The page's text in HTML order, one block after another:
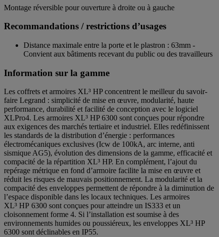
Montage réversible pour ouverture à droite ou à gauche
Recommandations / restrictions d’usages
Distance maximale entre la porte et le plastron : 63mm -
Convient aux bâtiments recevant du public ou des travailleurs
Information sur la gamme
Les coffrets et armoires XL³ HP concentrent le meilleur du savoir-
faire Legrand : simplicité de mise en œuvre, modularité, haute
performance, durabilité et facilité de conception avec le logiciel
XLPro4. Les armoires XL³ HP 6300 sont conçues pour répondre
aux exigences des marchés tertiaire et industriel. Elles redéfinissent
les standards de la distribution d’énergie : performances
électromécaniques exclusives (Icw de 100kA, arc interne, anti
sismique AG5), évolution des dimensions de la gamme, efficacité et
compacité de la répartition XL³ HP. En complément, l’ajout du
repérage métrique en fond d’armoire facilite la mise en œuvre et
réduit les risques de mauvais positionnement. La modularité et la
compacité des enveloppes permettent de répondre à la diminution de
l’espace disponible dans les locaux techniques. Les armoires
XL³ HP 6300 sont conçues pour atteindre un IS333 et un
cloisonnement forme 4. Si l’installation est soumise à des
environnements humides ou poussiéreux, les enveloppes XL³ HP
6300 sont déclinables en IP55.